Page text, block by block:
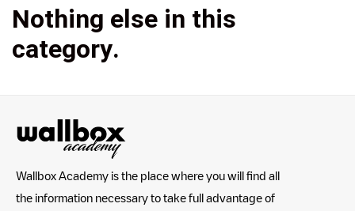
Nothing else in this
category.
Wallbox Academy is the place where you will find all
the information necessary to take full advantage of